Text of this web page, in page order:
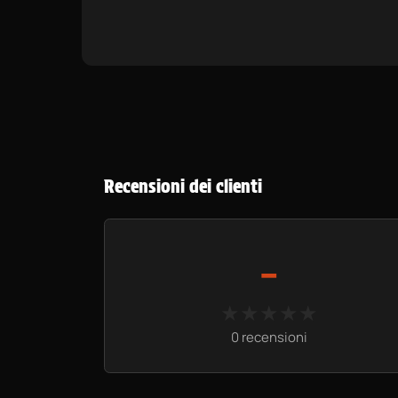
Recensioni dei clienti
-
0 recensioni